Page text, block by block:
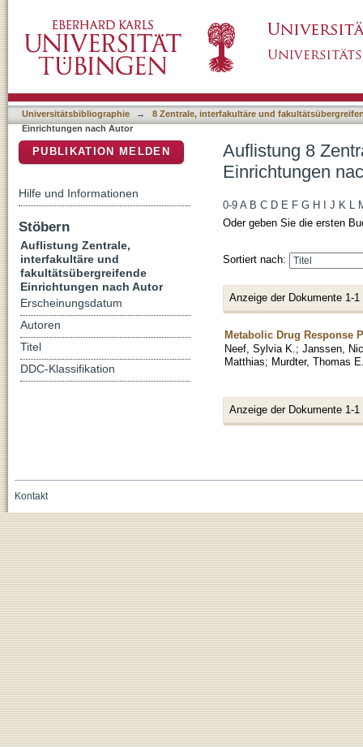
Marc H."
Universitätsbibliographie →
8 Zentrale, interfakultäre und
Einrichtungen nach Autor
Auflistung 8
Einrichtungen
0-9 A B C D E F G H J K L
Oder geben Sie die ersten
Sortiert nach:
Anzeige der Dokumente 1-1
Metabolic Drug Response
Neef, Sylvia K. ; Janssen,
Matthias; Murdter, Thomas
Anzeige der Dokumente 1-1
PUBLIKATION MELDEN
Hilfe und Informationen
Stöbern
Auflistung Zentrale,
interfakultäre und
fakultätsübergreifende
Einrichtungen nach Autor
Erscheinungsdatum
Autoren
Titel
DDC-Klassifikation
Kontakt